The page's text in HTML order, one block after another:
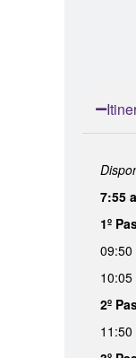
7:55
1º
2º